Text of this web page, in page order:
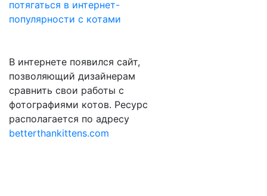
В интернете появился сайт,
позволяющий дизайнерам
сравнить свои работы с
фотографиями котов. Ресурс
располагается по адресу
betterthankittens.com